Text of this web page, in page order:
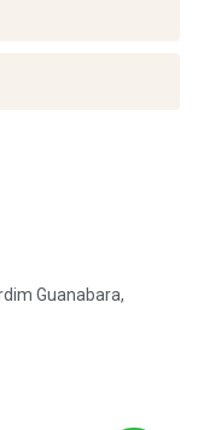
Guanabara,